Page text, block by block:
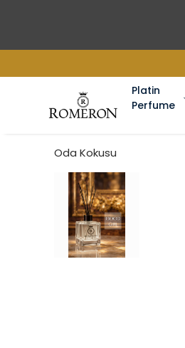
Platin
Perfume
Oda Kokusu